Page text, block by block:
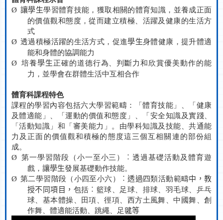
Ø 讓學生學習體育技能，獲取相關的體育知識，並養成正面
的價值觀和態度，從而建立積極、活躍及健康的生活方
式
Ø 透過積極活躍的生活方式，促進學生身體健康，提升體適
能和身體的協調能力
Ø 培養學生正確的道德行為、判斷力和欣賞優美動作的能
力，並學會在群體生活中互相合作
體育科課程特色
課程的學習內容包括六大學習範疇：「體育技能」、「健康
及體適能」、「運動的價值和態度」、「安全知識及實踐、
「活動知識」和「審美能力」。由學科知識及技能、共通能
力及正面的價值觀和積極的態度這三個互相關連的部份組
成。
Ø 第一學習階段（小一至小三） ︰透過基礎活動及體育遊
戲， 讓學生發展基礎動作技能。
Ø 第二學習階段（小四至小六） ︰透過四類活動範疇中，教
授不同項目， 包括 ︰ 籃球、足球、排球、羽毛球、乒乓
球、基本體操、田項、徑項、西方土風舞、中國舞、創
作舞、體適能活動、跳繩、足毽等